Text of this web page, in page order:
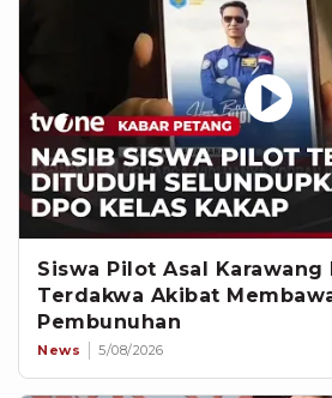
Siswa Pilot Asal Karawang
Terdakwa Akibat
Pembunuhan
News 5/08/2026